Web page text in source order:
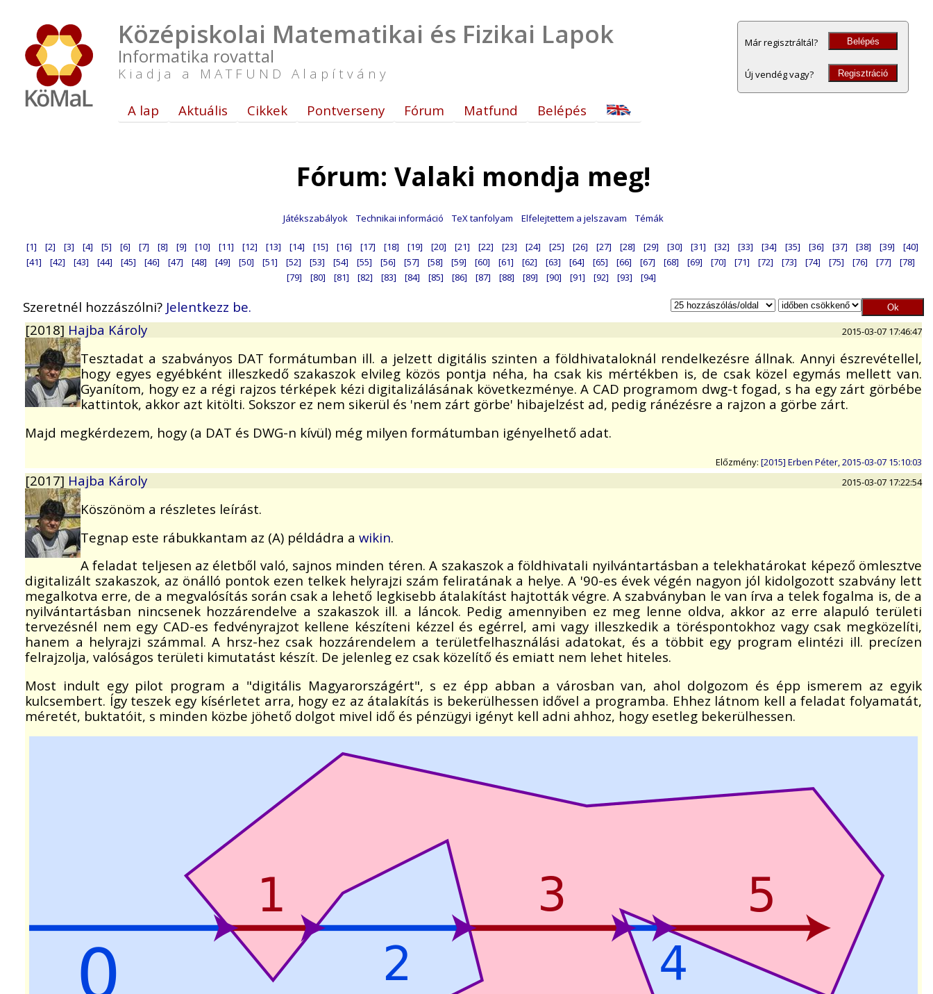
Középiskolai Matematikai és Fizikai Lapok
Informatika rovattal
Kiadja a MATFUND Alapítvány
Már regisztráltál? Belépés
Új vendég vagy? Regisztráció
A lap Aktuális Cikkek Pontverseny Fórum Matfund Belépés
Fórum: Valaki mondja meg!
Játékszabályok Technikai információ TeX tanfolyam Elfelejtettem a jelszavam Témák
[1] [2] [3] [4] [5] [6] [7] [8] [9] [10] [11] [12] [13] [14] [15] [16] [17] [18] [19] [20] [21] [22] [23] [24] [25] [26] [27] [28] [29] [30] [31] [32] [33] [34] [35] [36] [37] [38] [39]
[40]
[41]
[42] [43] [44] [45] [46] [47] [48] [49] [50] [51] [52] [53] [54] [55] [56] [57] [58] [59] [60] [61] [62] [63] [64] [65] [66] [67] [68] [69] [70] [71] [72] [73] [74] [75] [76] [77]
[78]
[79]
[80] [81] [82] [83] [84] [85] [86] [87] [88] [89] [90] [91] [92] [93] [94]
Szeretnél hozzászólni? Jelentkezz be.
[2018] Hajba Károly 2015-03-07 17:46:47
Tesztadat a szabványos DAT formátumban ill. a jelzett digitális szinten a földhivataloknál rendelkezésre állnak. Annyi észrevétellel,
hogy egyes egyébként illeszkedő szakaszok elvileg közös pontja néha, ha csak kis mértékben is, de csak közel egymás mellett van.
Gyanítom, hogy ez a régi rajzos térképek kézi digitalizálásának következménye. A CAD programom dwg-t fogad, s ha egy zárt görbébe
kattintok, akkor azt kitölti. Sokszor ez nem sikerül és 'nem zárt görbe' hibajelzést ad, pedig ránézésre a rajzon a görbe zárt.
Majd megkérdezem, hogy (a DAT és DWG-n kívül) még milyen formátumban igényelhető adat.
Előzmény: [2015] Erben Péter, 2015-03-07 15:10:03
[2017] Hajba Károly 2015-03-07 17:22:54
Köszönöm a részletes leírást.
Tegnap este rábukkantam az (A) példádra a wikin.
A feladat teljesen az életből való, sajnos minden téren. A szakaszok a földhivatali nyilvántartásban a telekhatárokat képező ömlesztve
digitalizált szakaszok, az önálló pontok ezen telkek helyrajzi szám feliratának a helye. A '90-es évek végén nagyon jól kidolgozott szabvány lett
megalkotva erre, de a megvalósítás során csak a lehető legkisebb átalakítást hajtották végre. A szabványban le van írva a telek fogalma is, de a
nyilvántartásban nincsenek hozzárendelve a szakaszok ill. a láncok. Pedig amennyiben ez meg lenne oldva, akkor az erre alapuló területi
tervezésnél nem egy CAD-es fedvényrajzot kellene készíteni kézzel és egérrel, ami vagy illeszkedik a töréspontokhoz vagy csak megközelíti,
hanem a helyrajzi számmal. A hrsz-hez csak hozzárendelem a területfelhasználási adatokat, és a többit egy program elintézi ill. precízen
felrajzolja, valóságos területi kimutatást készít. De jelenleg ez csak közelítő és emiatt nem lehet hiteles.
Most indult egy pilot program a "digitális Magyarországért", s ez épp abban a városban van, ahol dolgozom és épp ismerem az egyik
kulcsembert. Így teszek egy kísérletet arra, hogy ez az átalakítás is bekerülhessen idővel a programba. Ehhez látnom kell a feladat folyamatát,
méretét, buktatóit, s minden közbe jöhető dolgot mivel idő és pénzügyi igényt kell adni ahhoz, hogy esetleg bekerülhessen.